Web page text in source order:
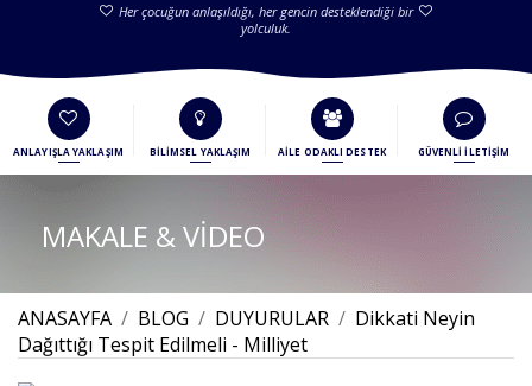
Her çocuğun anlaşıldığı, her gencin desteklendiği bir
yolculuk.
ANLAYIŞLA YAKLAŞIM BİLİMSEL YAKLAŞIM AİLE ODAKLI DESTEK GÜVENLİ İLETİŞİM
MAKALE & VİDEO
ANASAYFA / BLOG / DUYURULAR / Dikkati Neyin
Dağıttığı Tespit Edilmeli - Milliyet